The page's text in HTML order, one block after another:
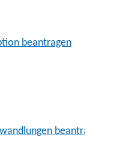
beantragen
beantragen